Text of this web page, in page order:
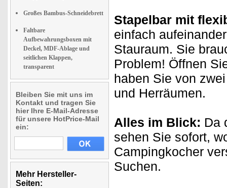
Großes Bambus-Schneidebrett
Faltbare
Aufbewahrungsboxen mit
Deckel, MDF-Ablage und
seitlichen Klappen,
transparent
Bleiben Sie mit uns im
Kontakt und tragen Sie
hier Ihre E-Mail-Adresse
für unsere HotPrice-Mail
ein:
Mehr Hersteller-
Seiten:
Stapelbar mit
einfach
Stauraum. Sie
Problem! Öffnen
haben Sie von
und Herräumen.
Alles im Blick: Da
sehen Sie sofort,
Campingkocher
Suchen.